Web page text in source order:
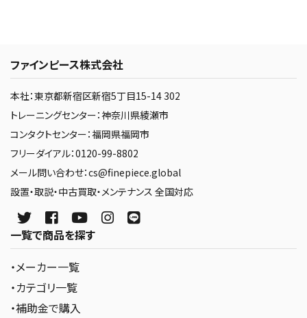
ファインピース株式会社
本社：東京都新宿区新宿5丁目15-14 302
トレーニングセンター：神奈川県綾瀬市
コンタクトセンター：福岡県福岡市
フリーダイアル：0120-99-8802
メール問い合わせ：cs@finepiece.global
設置・取説・中古買取・メンテナンス 全国対応
一覧で商品を探す
・メーカー一覧
・カテゴリ一覧
・補助金で購入